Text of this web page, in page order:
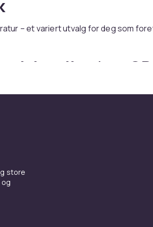
– et variert utvalg for deg som
online hos
store